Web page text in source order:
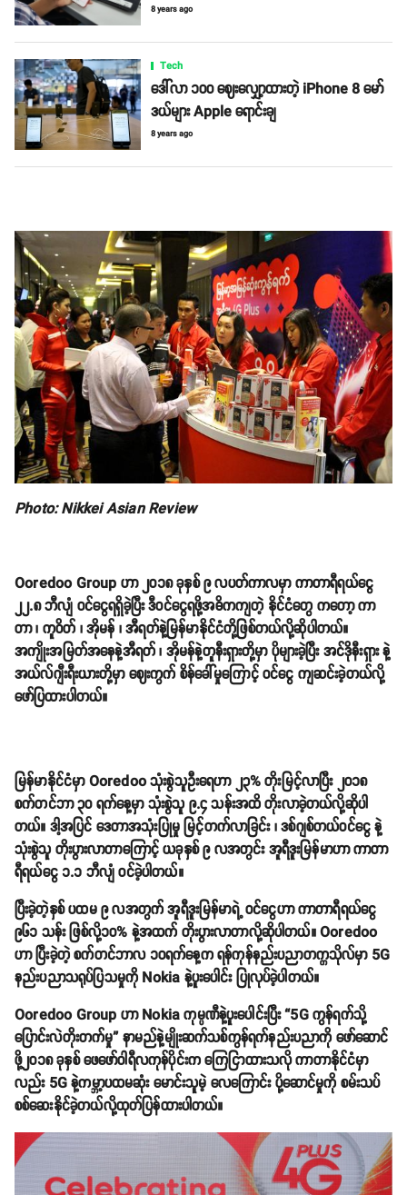
8 years ago
Tech
ဒေါ်လာ ၁၀၀ ဈေးလျှော့ထားတဲ့ iPhone 8 မော်
ဒယ်များ Apple ရောင်းချ
8 years ago
Photo: Nikkei Asian Review
Ooredoo Group ဟာ ၂၀၁၈ ခုနှစ် ၉ လပတ်ကာလမှာ ကာတာရီရယ်ငွေ
၂၂.၈ ဘီလျံ ဝင်ငွေရရှိခဲ့ပြီး ဒီဝင်ငွေရဖို့အဓိကကျတဲ့ နိုင်ငံတွေ ကတော့ ကာ
တာ ၊ ကူဝိတ် ၊ အိုမန် ၊ အီရတ်နဲ့မြန်မာနိုင်ငံတို့ဖြစ်တယ်လို့ဆိုပါတယ်။
အကျိုးအမြတ်အနေနဲ့အီရတ် ၊ အိုမန်နဲ့တူနီးရှားတို့မှာ ပိုများခဲ့ပြီး အင်ဒိုနီးရှား နဲ့
အယ်လ်ဂျီးရီးယားတို့မှာ ဈေးကွက် စိန်ခေါ်မှုကြောင့် ဝင်ငွေ ကျဆင်းခဲ့တယ်လို့
ဖော်ပြထားပါတယ်။
မြန်မာနိုင်ငံမှာ Ooredoo သုံးစွဲသူဦးရေဟာ ၂၃% တိုးမြင့်လာပြီး ၂၀၁၈
စက်တင်ဘာ ၃၀ ရက်နေ့မှာ သုံးစွဲသူ ၉.၄ သန်းအထိ တိုးလာခဲ့တယ်လို့ဆိုပါ
တယ်။ ဒါ့အပြင် ဒေတာအသုံးပြုမှု မြင့်တက်လာခြင်း ၊ ဒစ်ဂျစ်တယ်ဝင်ငွေ နဲ့
သုံးစွဲသူ တိုးပွားလာတာကြောင့် ယခုနှစ် ၉ လအတွင်း အူရီဒူးမြန်မာဟာ ကာတာ
ရီရယ်ငွေ ၁.၁ ဘီလျံ ဝင်ခဲ့ပါတယ်။
ပြီးခဲ့တဲ့နှစ် ပထမ ၉ လအတွက် အူရီဒူးမြန်မာရဲ့ ဝင်ငွေဟာ ကာတာရီရယ်ငွေ
၉၆၁ သန်း ဖြစ်လို့၁၀% နဲ့အထက် တိုးပွားလာတာလို့ဆိုပါတယ်။ Ooredoo
ဟာ ပြီးခဲ့တဲ့ စက်တင်ဘာလ ၁၀ရက်နေ့က ရန်ကုန်နည်းပညာတက္ကသိုလ်မှာ 5G
နည်းပညာသရုပ်ပြသမှုကို Nokia နဲ့ပူးပေါင်း ပြုလုပ်ခဲ့ပါတယ်။
Ooredoo Group ဟာ Nokia ကုမ္ပဏီနဲ့ပူးပေါင်းပြီး “5G ကွန်ရက်သို့
ပြောင်းလဲတိုးတက်မှု” နာမည်နဲ့မျိုးဆက်သစ်ကွန်ရက်နည်းပညာကို ဖော်ဆောင်
ဖို့၂၀၁၈ ခုနှစ် ဖေဖော်ဝါရီလကုန်ပိုင်းက ကြေငြာထားသလို ကာတာနိုင်ငံမှာ
လည်း 5G နဲ့ကမ္ဘာ့ပထမဆုံး မောင်းသူမဲ့ လေကြောင်း ပို့ဆောင်မှုကို စမ်းသပ်
စစ်ဆေးနိုင်ခဲ့တယ်လို့ထုတ်ပြန်ထားပါတယ်။